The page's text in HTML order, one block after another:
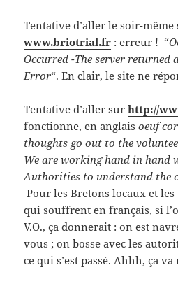
Tentative d’aller le soir-même
www.briotrial.fr : erreur ! “
Occurred -The server returned
Error“. En clair, le site ne
Tentative d’aller surhttp://
fonctionne, en anglaisoeuf
thoughts go out to the
We are working hand in hand
Authorities to understand the
Pour les Bretons locaux et
qui souffrent en français, si
V.O., ça donnerait : on est
vous ; on bosse avec les
ce qui s’est passé. Ahhh, ça